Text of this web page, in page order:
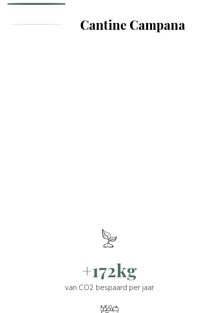
Cantine Campana
+172kg
van CO2 bespaard per jaar